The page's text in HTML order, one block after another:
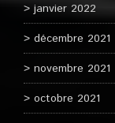
janvier 2022
décembre 2021
novembre 2021
octobre 2021